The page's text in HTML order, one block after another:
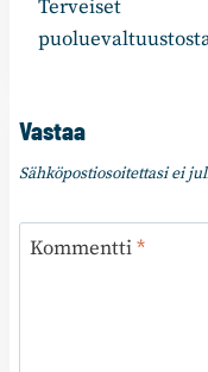
selaus
Terveiset
Vastaa
Sähköpostiosoitettasi ei
Kommentti*